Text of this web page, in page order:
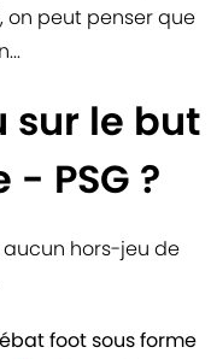
on peut penser que
sur le but
PSG ?
hors-jeu de
foot sous forme